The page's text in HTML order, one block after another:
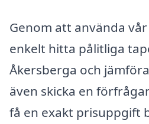
Genom att använda
enkelt hitta pålitliga
Åkersberga och
även skicka en
få en exakt prisuppgift